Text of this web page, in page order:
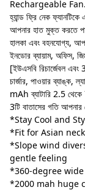
Rechargeable Fan.
হ্যান্ড ফ্রি নেক
আপনার হাত মুক্ত করতে
হালকা এবং বহনযোগ্য,
ইনডোর ব্যায়াম, অফিস,
[ইউএসবি রিচার্জেবল
চার্জার, পাওয়ার ব্যাঙ্ক,
mAh ব্যাটারি 2.5 থেকে
3টি বাতাসের গতি আপনার
*Stay Cool and
*Fit for Asian
*Slope wind
gentle feeling
*360-degree
*2000 mah huge